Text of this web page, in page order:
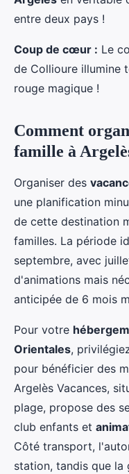
entre deux pays !
Coup de cœur : Le
de Collioure illumine
rouge magique !
Comment
famille à
Organiser des
une planification
de cette destination
familles. La période
septembre, avec
d'animations mais
anticipée de 6 mois
Pour votre
Orientales,
pour bénéficier des
Argelès Vacances,
plage, propose des
club enfants et
Côté transport,
station, tandis que la